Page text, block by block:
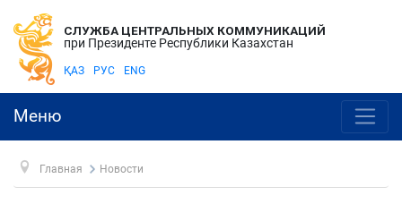
СЛУЖБА ЦЕНТРАЛЬНЫХ КОММУНИКАЦИЙ
при Президенте Республики Казахстан
ҚАЗ РУС ENG
Меню
Главная Новости